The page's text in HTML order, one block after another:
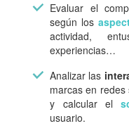
Evaluar el
según los
actividad,
experiencias…
Analizar las
marcas en
y calcular el
usuario.